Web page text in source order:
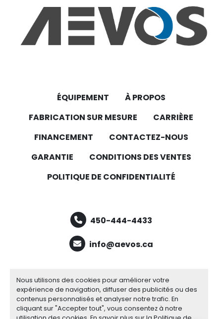
Nous utilisons des cookies pour améliorer votre
expérience de navigation, diffuser des publicités ou des
contenus personnalisés et analyser notre trafic. En
cliquant sur "Accepter tout", vous consentez à notre
ÉQUIPEMENT
À PROPOS
FABRICATION SUR MESURE
CARRIÈRE
FINANCEMENT
CONTACTEZ-NOUS
GARANTIE
CONDITIONS DES VENTES
POLITIQUE DE CONFIDENTIALITÉ
450-444-4433
info@aevos.ca
facebook
youtube
linkedin
Gérez les cookies